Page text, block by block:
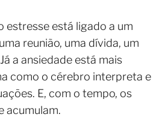
estresse está ligado a um
reunião, uma dívida, um
a ansiedade está mais
como o cérebro interpreta e
E, com o tempo, os
acumulam.